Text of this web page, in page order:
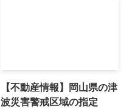
【不動産情報】岡山県の津
波災害警戒区域の指定